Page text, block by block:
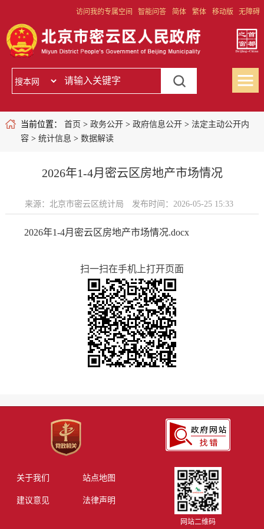
访问我的专属空间 智能问答 简体 繁体 移动版 无障碍
当前位置： 首页 > 政务公开> 政府信息公开> 法定主动公开内
容> 统计信息 > 数据解读
2026年1-4月密云区房地产市场情况
来源：北京市密云区统计局 发布时间：2026-05-25 15:33
2026年1-4月密云区房地产市场情况.docx
扫一扫在手机上打开页面
关于我们 站点地图
建议意见 法律声明
网站二维码